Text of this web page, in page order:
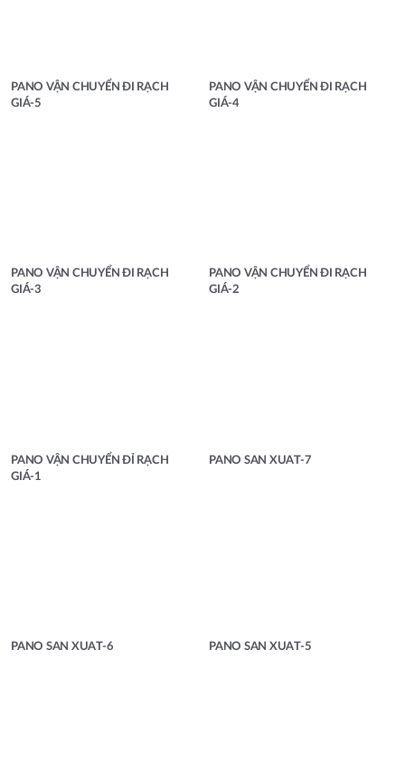
PANO VẬN CHUYỂN ĐI RẠCH
GIÁ-5
PANO VẬN CHUYỂN ĐI RẠCH
GIÁ-4
PANO VẬN CHUYỂN ĐI RẠCH
GIÁ-3
PANO VẬN CHUYỂN ĐI RẠCH
GIÁ-2
PANO VẬN CHUYỂN ĐỈ RẠCH
GIÁ-1
PANO SAN XUAT-7
PANO SAN XUAT-6 PANO SAN XUAT-5